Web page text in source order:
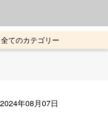
2024年08月07日